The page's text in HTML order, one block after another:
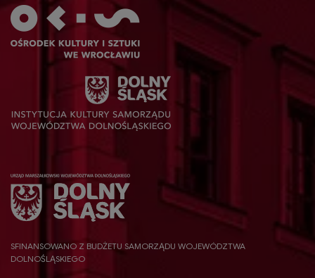
SFINANSOWANO Z BUDŻETU SAMORZĄDU WOJEWÓDZTWA
DOLNOŚLĄSKIEGO